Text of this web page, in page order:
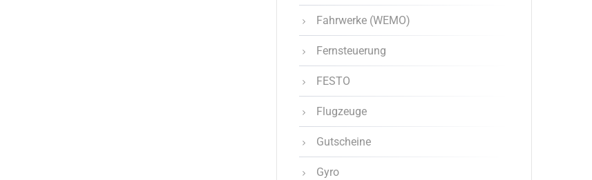
Fahrwerke (WEMO)
Fernsteuerung
FESTO
Flugzeuge
Gutscheine
Gyro